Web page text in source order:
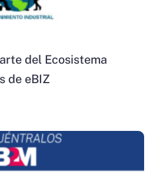
del Ecosistema
de eBIZ